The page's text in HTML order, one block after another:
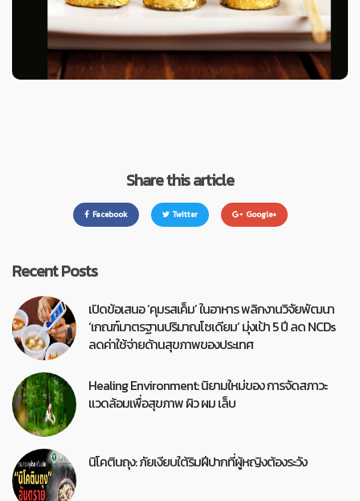
Share this article
Facebook Twitter Google+
Recent Posts
เปิดข้อเสนอ ‘คุมรสเค็ม’ ในอาหาร พลิกงานวิจัยพัฒนา
‘เกณฑ์มาตรฐานปริมาณโซเดียม’ มุ่งเป้า 5 ปี ลด NCDs
ลดค่าใช้จ่ายด้านสุขภาพของประเทศ
Healing Environment: นิยามใหม่ของ การจัดสภาวะ
แวดล้อมเพื่อสุขภาพ ผิว ผม เล็บ
นิโคตินถุง: ภัยเงียบใต้ริมฝีปากที่ผู้หญิงต้องระวัง